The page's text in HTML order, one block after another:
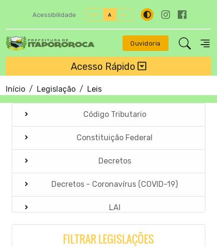
Acessibilidade A+ A A-
Ouvidoria
Acesso Rápido
Início Legislação Leis
Código Tributario
Constituição Federal
Decretos
Decretos - Coronavírus (COVID-19)
LAI
Lei Orgânica Municipal
FILTRAR LEGISLAÇÕES